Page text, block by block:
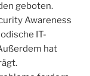
geboten.
Awareness
IT-
hat